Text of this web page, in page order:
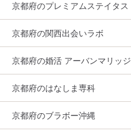
京都府のプレミアムステイタス
京都府の関西出会いラボ
京都府の婚活 アーバンマリッジ
京都府のはなしま専科
京都府のブラボー沖縄